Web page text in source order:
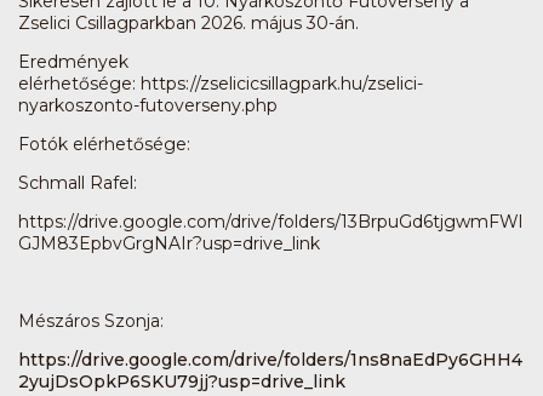
Zselici Csillagparkban 2026. május 30-án.
Eredmények
elérhetősége: https://zselicicsillagpark.hu/zselici-
nyarkoszonto-futoverseny.php
Fotók elérhetősége:
Schmall Rafel:
https://drive.google.com/drive/folders/13BrpuGd6tjgwmFWl
GJM83EpbvGrgNAIr?usp=drive_link
Mészáros Szonja:
https://drive.google.com/drive/folders/1ns8naEdPy6GHH4
2yujDsOpkP6SKU79jj?usp=drive_link